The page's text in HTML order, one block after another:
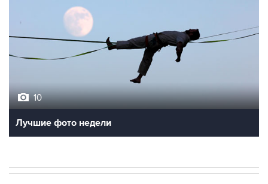
10
Лучшие фото недели